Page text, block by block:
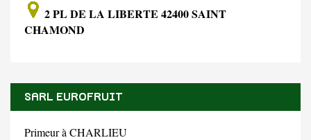
2 PL DE LA LIBERTE 42400 SAINT
CHAMOND
SARL EUROFRUIT
Primeur à CHARLIEU